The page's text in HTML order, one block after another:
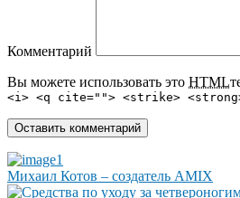
Комментарий
Вы можете использовать это HTML
<i> <q cite=""> <strike>
Михаил Котов – создатель AMIX